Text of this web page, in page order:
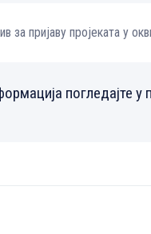
за пријаву пројеката у
погледајте у